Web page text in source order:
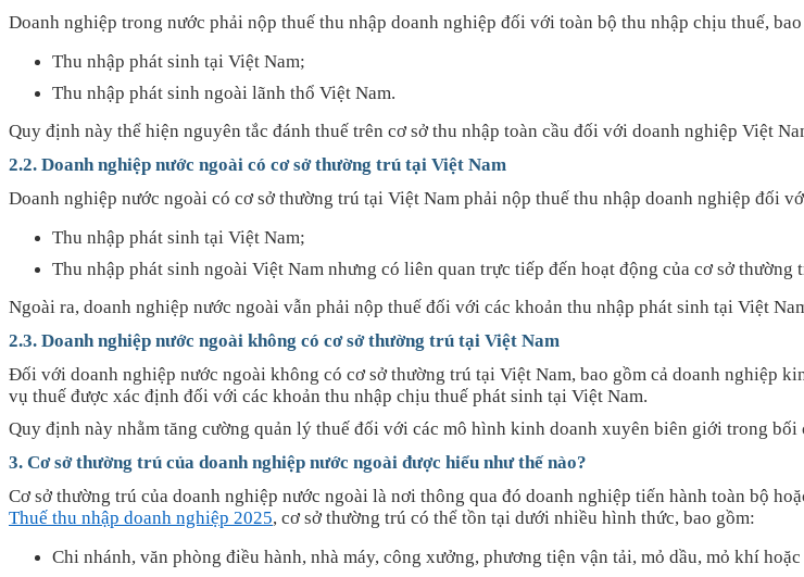
Doanh nghiệp trong nước phải nộp thuế thu nhập doanh nghiệp đối với toàn bộ thu nhập chịu thuế,
Thu nhập phát sinh tại Việt Nam;
Thu nhập phát sinh ngoài lãnh thổ Việt Nam.
Quy định này thể hiện nguyên tắc đánh thuế trên cơ sở thu nhập toàn cầu đối với doanh nghiệp Việt
2.2. Doanh nghiệp nước ngoài có cơ sở thường trú tại Việt Nam
Doanh nghiệp nước ngoài có cơ sở thường trú tại Việt Nam phải nộp thuế thu nhập doanh nghiệp đối
Thu nhập phát sinh tại Việt Nam;
Thu nhập phát sinh ngoài Việt Nam nhưng có liên quan trực tiếp đến hoạt động của cơ sở thường
Ngoài ra, doanh nghiệp nước ngoài vẫn phải nộp thuế đối với các khoản thu nhập phát sinh tại Việt
2.3. Doanh nghiệp nước ngoài không có cơ sở thường trú tại Việt Nam
Đối với doanh nghiệp nước ngoài không có cơ sở thường trú tại Việt Nam, bao gồm cả doanh nghiệp
vụ thuế được xác định đối với các khoản thu nhập chịu thuế phát sinh tại Việt Nam.
Quy định này nhằm tăng cường quản lý thuế đối với các mô hình kinh doanh xuyên biên giới trong bối
3. Cơ sở thường trú của doanh nghiệp nước ngoài được hiểu như thế nào?
Cơ sở thường trú của doanh nghiệp nước ngoài là nơi thông qua đó doanh nghiệp tiến hành toàn bộ
Thuế thu nhập doanh nghiệp 2025, cơ sở thường trú có thể tồn tại dưới nhiều hình thức, bao gồm:
Chi nhánh, văn phòng điều hành, nhà máy, công xưởng, phương tiện vận tải, mỏ dầu, mỏ khí